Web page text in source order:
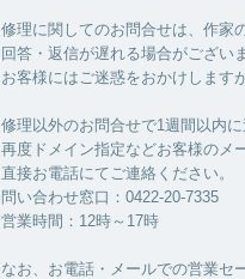
修理に関してのお問合せは、作家
回答・返信が遅れる場合がござい
お客様にはご迷惑をおかけします
修理以外のお問合せで1週間以内に
再度ドメイン指定などお客様のメ
直接お電話にてご連絡ください。
問い合わせ窓口：0422-20-7335
営業時間：12時～17時
なお、お電話・メールでの営業セ